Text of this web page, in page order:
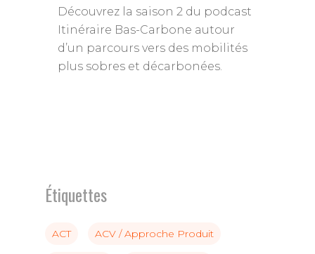
Découvrez la saison 2 du podcast
Itinéraire Bas-Carbone autour
d’un parcours vers des mobilités
plus sobres et décarbonées.
Étiquettes
ACT ACV / Approche Produit